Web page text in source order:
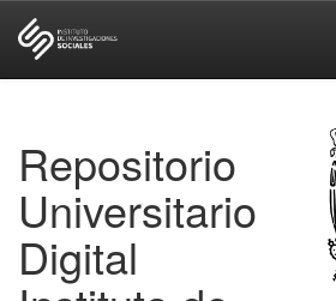
Repositorio
Universitario
Digital